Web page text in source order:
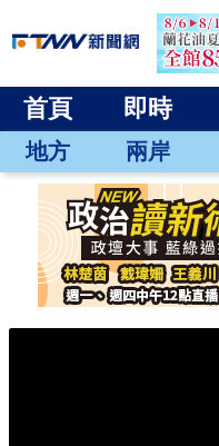
首頁 即時
地方 兩岸